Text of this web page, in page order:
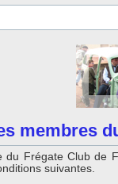
membres
du Frégate Club de
suivantes.